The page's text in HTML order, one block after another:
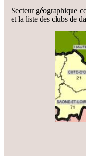
Secteur géographique
et la liste des clubs de